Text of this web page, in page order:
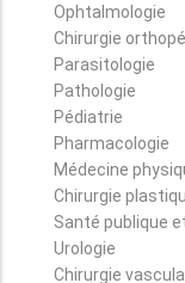
Ophtalmologie
Chirurgie
Parasitologie
Pathologie
Pédiatrie
Pharmacologie
Médecine
Chirurgie
Santé publique
Urologie
Chirurgie